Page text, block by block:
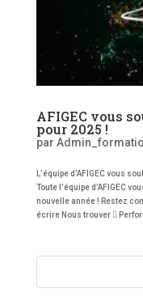
AFIGEC vous
pour 2025 !
par
L’équipe d’AFIGEC vous
Toute l’équipe d’AFIGEC
nouvelle année ! Restez
écrire Nous trouver 